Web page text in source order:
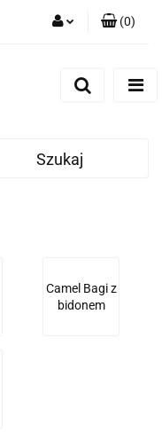
(0)
Szukaj
Camel Bagi z
bidonem